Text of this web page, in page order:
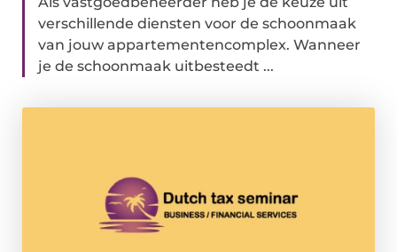
verschillende diensten voor de schoonmaak
van jouw appartementencomplex. Wanneer
je de schoonmaak uitbesteedt ...